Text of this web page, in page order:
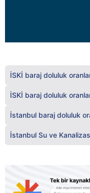
İSKİ baraj doluluk
İSKİ baraj doluluk
İstanbul baraj doluluk
İstanbul Su ve